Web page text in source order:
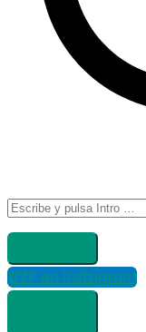
Buscar:
#ZP en Instagram